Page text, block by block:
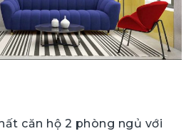
căn hộ 2 phòng ngủ với